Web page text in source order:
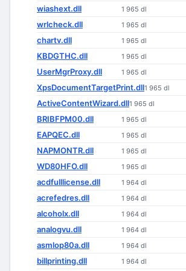
wiashext.dll 1 965 dl
wrlcheck.dll 1 965 dl
chartv.dll 1 965 dl
KBDGTHC.dll 1 965 dl
UserMgrProxy.dll 1 965 dl
XpsDocumentTargetPrint.dll1 965 dl
ActiveContentWizard.dll1 965 dl
BRIBFPM00.dll 1 965 dl
EAPQEC.dll 1 965 dl
NAPMONTR.dll 1 965 dl
WD80HFO.dll 1 965 dl
acdfulllicense.dll 1 964 dl
acrefedres.dll 1 964 dl
alcoholx.dll 1 964 dl
analogvu.dll 1 964 dl
asmlop80a.dll 1 964 dl
billprinting.dll 1 964 dl